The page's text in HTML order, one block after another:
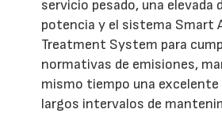
servicio pesado, una elevada
potencia y el sistema Smart
Treatment System para
normativas de emisiones,
mismo tiempo una excelente
largos intervalos de